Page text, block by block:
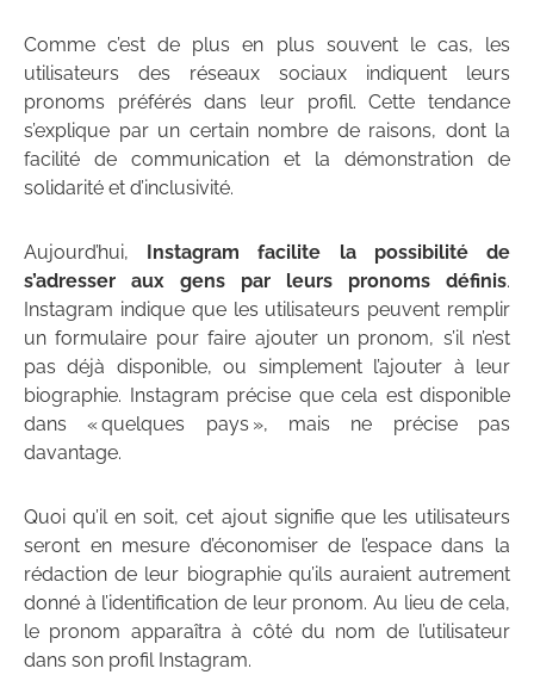
Comme c’est de plus en plus souvent le cas, les
utilisateurs des réseaux sociaux indiquent leurs
pronoms préférés dans leur profil. Cette tendance
s’explique par un certain nombre de raisons, dont la
facilité de communication et la démonstration de
solidarité et d’inclusivité.
Aujourd’hui, Instagram facilite la possibilité de
s’adresser aux gens par leurs pronoms définis.
Instagram indique que les utilisateurs peuvent remplir
un formulaire pour faire ajouter un pronom, s’il n’est
pas déjà disponible, ou simplement l’ajouter à leur
biographie. Instagram précise que cela est disponible
dans « quelques pays », mais ne précise pas
davantage.
Quoi qu’il en soit, cet ajout signifie que les utilisateurs
seront en mesure d’économiser de l’espace dans la
rédaction de leur biographie qu’ils auraient autrement
donné à l’identification de leur pronom. Au lieu de cela,
le pronom apparaîtra à côté du nom de l’utilisateur
dans son profil Instagram.